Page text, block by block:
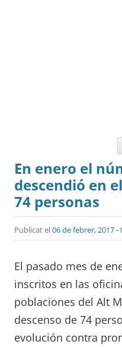
En enero el
descendió en
74 personas
Publicat el06 de febrer, 2017 -
El pasado mes de
inscritos en las
poblaciones del Alt
descenso de 74
evolución contra